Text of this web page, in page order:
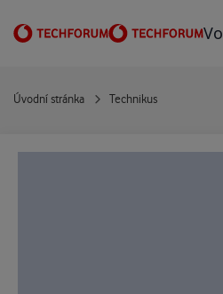
Úvodní stránka Technikus